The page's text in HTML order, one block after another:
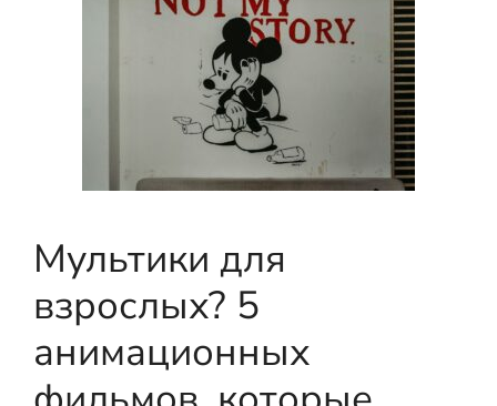
Мультики для
взрослых? 5
анимационных